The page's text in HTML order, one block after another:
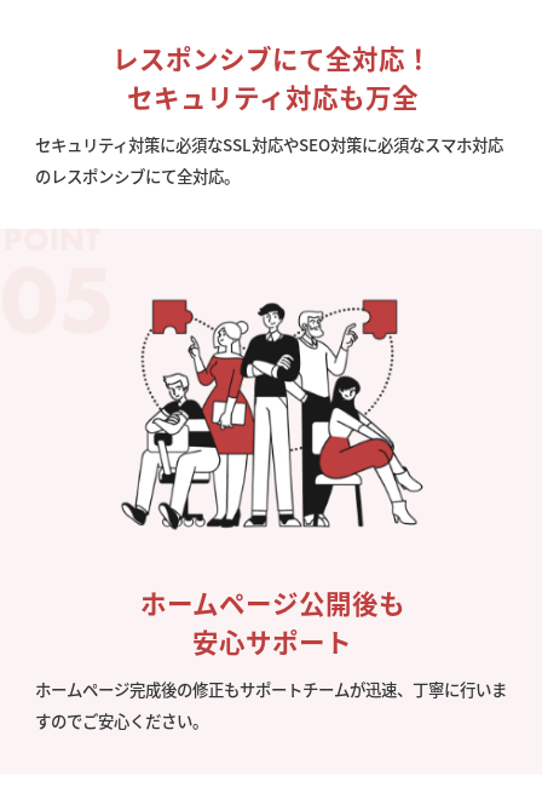
レスポンシブにて全対応！
セキュリティ対応も万全
セキュリティ対策に必須なSSL対応やSEO対策に必須なスマホ対応
のレスポンシブにて全対応。
ホームページ公開後も
安心サポート
ホームページ完成後の修正もサポートチームが迅速、丁寧に行いま
すのでご安心ください。